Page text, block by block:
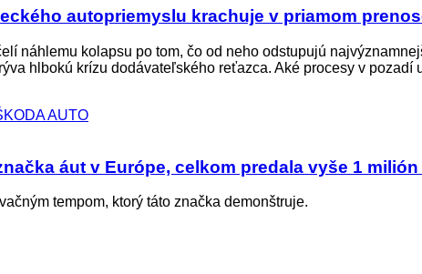
autopriemyslu krachuje v priamom
náhlemu kolapsu po tom, čo od neho odstupujú
hlbokú krízu dodávateľského reťazca. Aké procesy v
áut v Európe, celkom predala vyše 1 milión
tempom, ktorý táto značka demonštruje.